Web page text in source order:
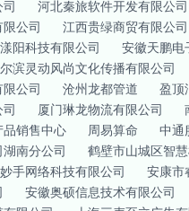
司
河北秦旅软件开发有限公司
公司
江西贵绿商贸有限公司
阳科技有限公司
安徽天鹏电
滨灵动风尚文化传播有限公司
公司
沧州龙都管道
盈顶
厦门琳龙物流有限公司
销售中心
周易算命
中通
南分公司
鹤壁市山城区智
手网络科技有限公司
安康市
安徽奥硕信息技术有限公司